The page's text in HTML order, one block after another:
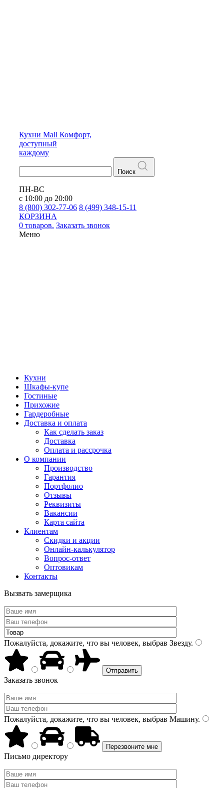
Кухни Mall Комфорт,
доступный
каждому
Поиск
ПН-ВС
с 10:00 до 20:00
8 (800) 302-77-06 8 (499) 348-15-11
КОРЗИНА
0 товаров. Заказать звонок
Меню
Кухни
Шкафы-купе
Гостиные
Прихожие
Гардеробные
Доставка и оплата
Как сделать заказ
Доставка
Оплата и рассрочка
О компании
Производство
Гарантия
Портфолио
Отзывы
Реквизиты
Вакансии
Карта сайта
Клиентам
Скидки и акции
Онлайн-калькулятор
Вопрос-ответ
Оптовикам
Контакты
Вызвать замерщика
Пожалуйста, докажите, что вы человек, выбрав Звезду.
Заказать звонок
Пожалуйста, докажите, что вы человек, выбрав Машину.
Письмо директору